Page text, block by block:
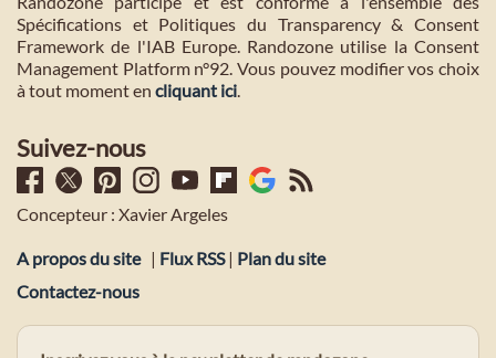
Spécifications et Politiques du Transparency & Consent
Framework de l'IAB Europe. Randozone utilise la Consent
Management Platform n°92. Vous pouvez modifier vos choix
à tout moment en cliquant ici
Suivez-nous
Concepteur : Xavier Argeles
A propos du site | Flux RSS| Plan du site
Contactez-nous